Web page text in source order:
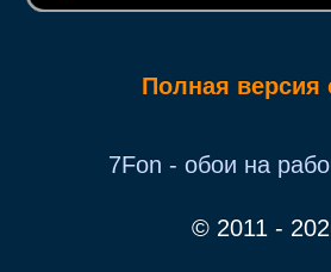
Полная версия
7Fon - обои на
© 2011 -